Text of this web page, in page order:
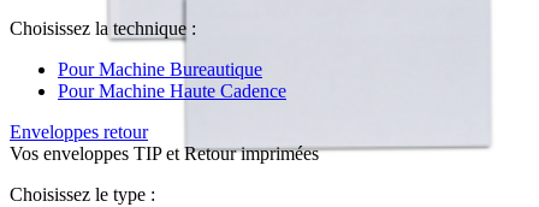
Choisissez la technique :
Pour Machine Bureautique
Pour Machine Haute Cadence
Enveloppes retour
Vos enveloppes TIP et Retour imprimées
Choisissez le type :